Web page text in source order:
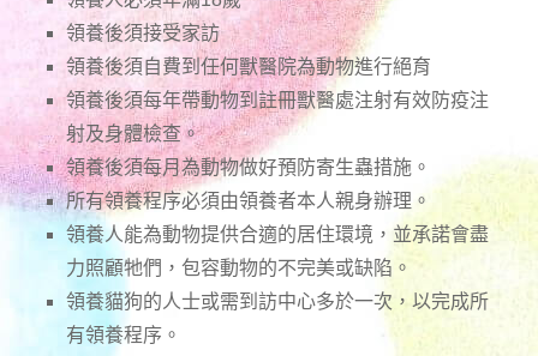
領養後須接受家訪
領養後須自費到任何獸醫院為動物進行絕育
領養後須每年帶動物到註冊獸醫處注射有效防疫注
射及身體檢查。
領養後須每月為動物做好預防寄生蟲措施。
所有領養程序必須由領養者本人親身辦理。
領養人能為動物提供合適的居住環境，並承諾會盡
力照顧牠們，包容動物的不完美或缺陷。
領養貓狗的人士或需到訪中心多於一次，以完成所
有領養程序。